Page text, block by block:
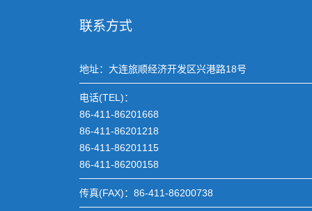
联系方式
地址：大连旅顺经济开发区兴港路18号
电话(TEL)：
86-411-86201668
86-411-86201218
86-411-86201115
86-411-86200158
传真(FAX)：86-411-86200738